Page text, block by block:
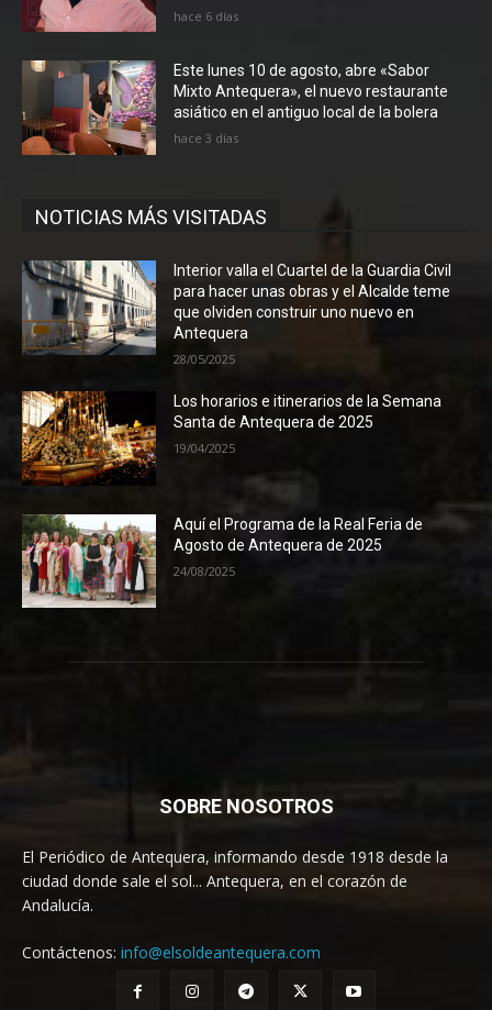
hace 6 días
Este lunes 10 de agosto, abre «Sabor
Mixto Antequera», el nuevo restaurante
asiático en el antiguo local de la bolera
hace 3 días
NOTICIAS MÁS VISITADAS
Interior valla el Cuartel de la Guardia Civil
para hacer unas obras y el Alcalde teme
que olviden construir uno nuevo en
Antequera
28/05/2025
Los horarios e itinerarios de la Semana
Santa de Antequera de 2025
19/04/2025
Aquí el Programa de la Real Feria de
Agosto de Antequera de 2025
24/08/2025
SOBRE NOSOTROS
El Periódico de Antequera, informando desde 1918 desde la
ciudad donde sale el sol... Antequera, en el corazón de
Andalucía.
Contáctenos: info@elsoldeantequera.com